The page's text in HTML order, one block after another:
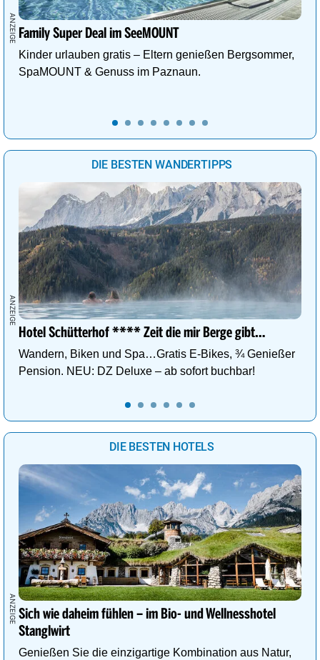
Family Super Deal im SeeMOUNT
Kinder urlauben gratis – Eltern genießen Bergsommer,
SpaMOUNT & Genuss im Paznaun.
DIE BESTEN WANDERTIPPS
Hotel Schütterhof **** Zeit die mir Berge gibt…
Wandern, Biken und Spa…Gratis E-Bikes, ¾ Genießer
Pension. NEU: DZ Deluxe – ab sofort buchbar!
DIE BESTEN HOTELS
Sich wie daheim fühlen – im Bio- und Wellnesshotel
Stanglwirt
Genießen Sie die einzigartige Kombination aus Natur,